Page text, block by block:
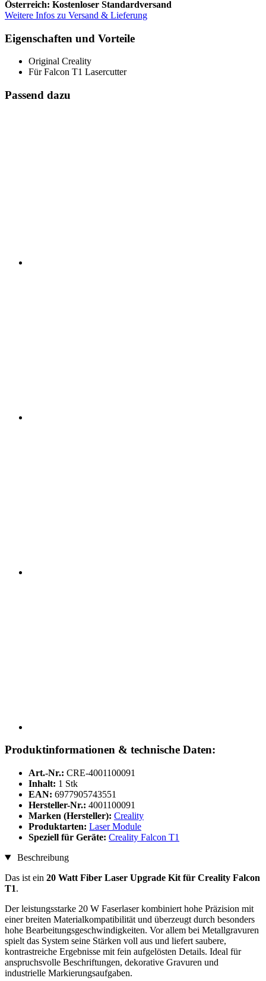
Österreich: Kostenloser Standardversand
Weitere Infos zu Versand & Lieferung
Eigenschaften und Vorteile
Original Creality
Für Falcon T1 Lasercutter
Passend dazu
Produktinformationen & technische Daten:
Art.-Nr.: CRE-4001100091
Inhalt: 1 Stk
EAN: 6977905743551
Hersteller-Nr.: 4001100091
Marken (Hersteller): Creality
Produktarten: Laser Module
Speziell für Geräte: Creality Falcon T1
Beschreibung
Das ist ein 20 Watt Fiber Laser Upgrade Kit für Creality Falcon
T1.
Der leistungsstarke 20 W Faserlaser kombiniert hohe Präzision mit
einer breiten Materialkompatibilität und überzeugt durch besonders
hohe Bearbeitungsgeschwindigkeiten. Vor allem bei Metallgravuren
spielt das System seine Stärken voll aus und liefert saubere,
kontrastreiche Ergebnisse mit fein aufgelösten Details. Ideal für
anspruchsvolle Beschriftungen, dekorative Gravuren und
industrielle Markierungsaufgaben.